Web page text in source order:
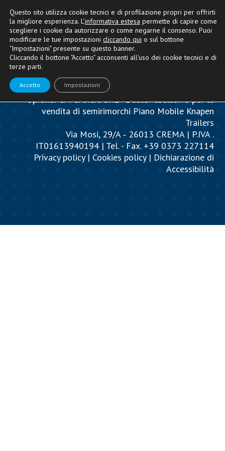
Oprandi & Partners SRL - Dealer esclusivo per la
vendita di semirimorchi Piano Mobile Knapen
Trailers
Via Mosi, 29/A ‐ 26013 CREMA | P.IVA .
IT01613940194 | Tel. - Fax. +39 0373 227114
Privacy policy| Cookies policy| Dichiarazione di
Accessibilità
Questo sito utilizza cookie tecnici e di profilazione propri per offrirti
la migliore esperienza. L’informativa estesa permette di capire come
scegliere i cookie da autorizzare o come negarne il consenso. Puoi
modificare le tue impostazioni cliccando qui o sul bottone
"Impostazioni" presente su questo banner.
Cliccando il bottone "Accetto" acconsenti all'uso dei cookie tecnici e di
terze parti.
Accetto Impostazioni